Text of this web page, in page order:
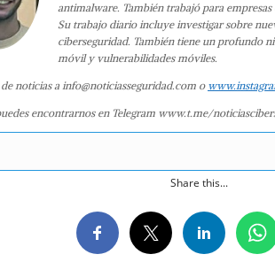
antimalware. También trabajó para
Su trabajo diario incluye investigar sobre
ciberseguridad. También tiene un profundo
móvil y vulnerabilidades móviles.
noticias a info@noticiasseguridad.com o
encontrarnos en Telegram www.t.me/
Share this...